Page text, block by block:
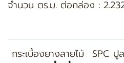
จำนวน ตร.ม. ต่อกล่อง :
กระเบื้องยางลายไม้ SPC ปู